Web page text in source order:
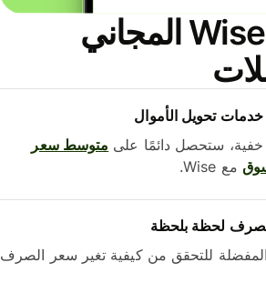
نزّل تطبيق Wise المجاني
تحويل الأموال
ستحصل دائمًا علىمتوسط ​​سعر
مع Wise.
لحظة بلحظة
للتحقق من كيفية تغير سعر الصرف